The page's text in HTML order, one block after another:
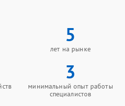
5
лет на рынке
3
минимальный опыт работы
специалистов